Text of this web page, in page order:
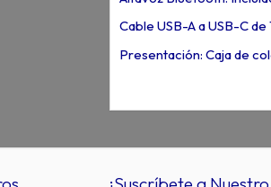
Cable USB-A a USB-C de
Presentación: Caja de